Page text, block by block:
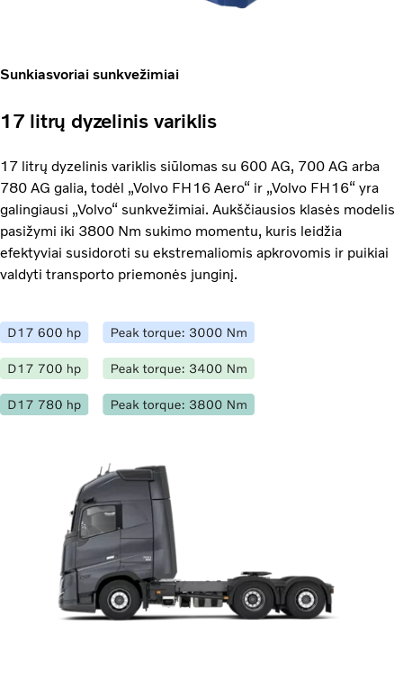
Sunkiasvoriai sunkvežimiai
17 litrų dyzelinis variklis
17 litrų dyzelinis variklis siūlomas su 600 AG, 700 AG arba
780 AG galia, todėl „Volvo FH16 Aero“ ir „Volvo FH16“ yra
galingiausi „Volvo“ sunkvežimiai. Aukščiausios klasės modelis
pasižymi iki 3800 Nm sukimo momentu, kuris leidžia
efektyviai susidoroti su ekstremaliomis apkrovomis ir puikiai
valdyti transporto priemonės junginį.